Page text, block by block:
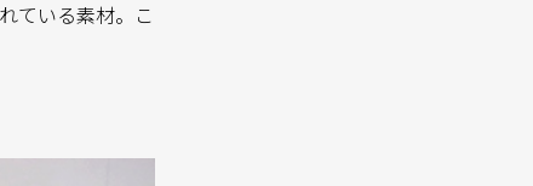
ている素材。こ